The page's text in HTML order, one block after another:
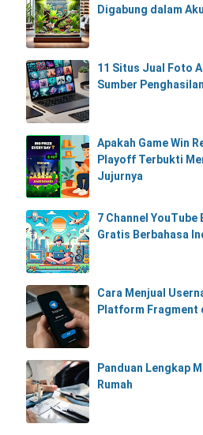
Digabung dalam
11 Situs Jual Foto
Sumber
Apakah Game Win
Playoff Terbukti
Jujurnya
7 Channel
Gratis Berbahasa
Cara Menjual
Platform Fragment
Panduan Lengkap
Rumah